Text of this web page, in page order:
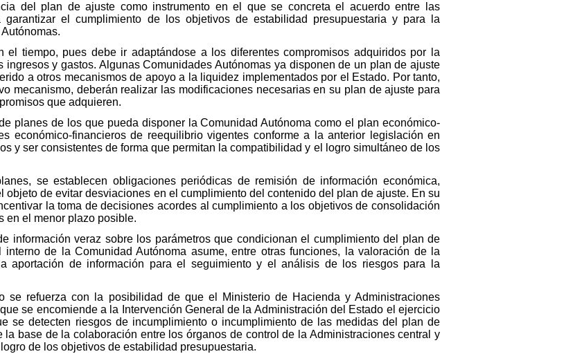
del plan de ajuste como instrumento en el que se concreta el acuerdo entre las
garantizar el cumplimiento de los objetivos de estabilidad presupuestaria y para la
tiempo, pues debe ir adaptándose a los diferentes compromisos adquiridos por la
y gastos. Algunas Comunidades Autónomas ya disponen de un plan de ajuste
a otros mecanismos de apoyo a la liquidez implementados por el Estado. Por tanto,
mecanismo, deberán realizar las modificaciones necesarias en su plan de ajuste para
que adquieren.
planes de los que pueda disponer la Comunidad Autónoma como el plan económico-
económico-financieros de reequilibrio vigentes conforme a la anterior legislación en
y ser consistentes de forma que permitan la compatibilidad y el logro simultáneo de los
se establecen obligaciones periódicas de remisión de información económica,
objeto de evitar desviaciones en el cumplimiento del contenido del plan de ajuste. En su
la toma de decisiones acordes al cumplimiento a los objetivos de consolidación
en el menor plazo posible.
información veraz sobre los parámetros que condicionan el cumplimiento del plan de
de la Comunidad Autónoma asume, entre otras funciones, la valoración de la
aportación de información para el seguimiento y el análisis de los riesgos para la
se refuerza con la posibilidad de que el Ministerio de Hacienda y Administraciones
se encomiende a la Intervención General de la Administración del Estado el ejercicio
se detecten riesgos de incumplimiento o incumplimiento de las medidas del plan de
base de la colaboración entre los órganos de control de la Administraciones central y
de los objetivos de estabilidad presupuestaria.